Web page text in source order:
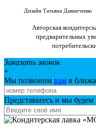
Дизайн Татьяна Давниченко
Авторская
предварительных
Заказать звонок
+
Мы позвоним вам в
Представьтесь и мы